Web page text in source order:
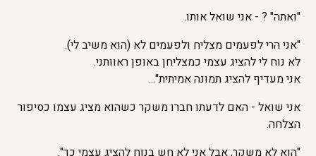
"ואתה" ? - אני שואל אותו.
"אני הרי לפעמים מצליח ולפעמים לא (הוא משיב לי).
לא נוח לי להציג עצמי כמצליחן באופן ראוותני.
אני מעדיף להציג תמונה אמיתית"...
אני שואל - האם לדעתו חברו משקר כשהוא מציג עצמו כסיפור
הצלחה.